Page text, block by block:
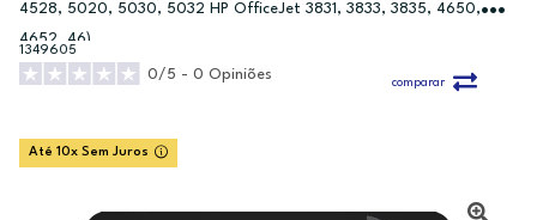
4528, 5020, 5030, 5032 HP OfficeJet 3831, 3833, 3835, 4650,
4652, 46)
1349605
0/5 - 0 Opiniões
comparar
Até 10x Sem Juros